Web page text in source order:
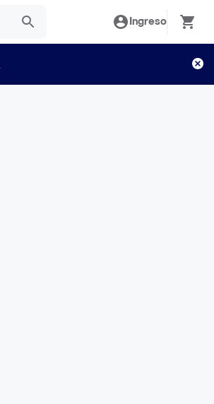
Ingreso